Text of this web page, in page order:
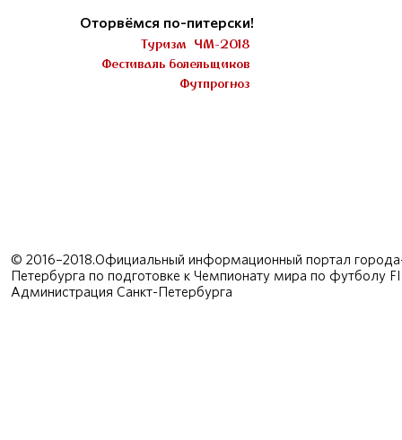
Оторвёмся по-питерски!
Туризм ЧМ-2018
Фестиваль болельщиков
Футпрогноз
© 2016–2018.Официальный информационный портал
Петербурга по подготовке к Чемпионату мира по футболу
Администрация Санкт-Петербурга